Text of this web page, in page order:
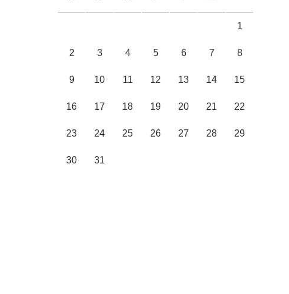
1
2 3 4 5 6 7 8
9 10 11 12 13 14 15
16 17 18 19 20 21 22
23 24 25 26 27 28 29
30 31